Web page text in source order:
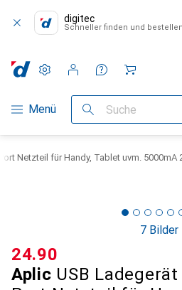
digitec
Schneller finden und bestellen
Navigation nach Kategorien
Menü Suche
Einstellungen
Kundenkonto
Vergleichslisten
Merklisten
Warenkorb
Netzteil für Handy, Tablet uvm. 5000mA
7 Bilder
Aplic USB
CHF
24.90